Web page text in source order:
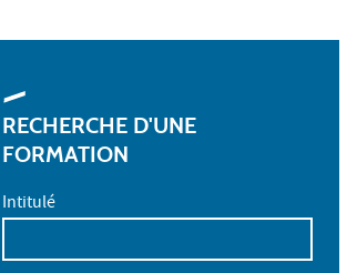
RECHERCHE D'UNE
FORMATION
Intitulé